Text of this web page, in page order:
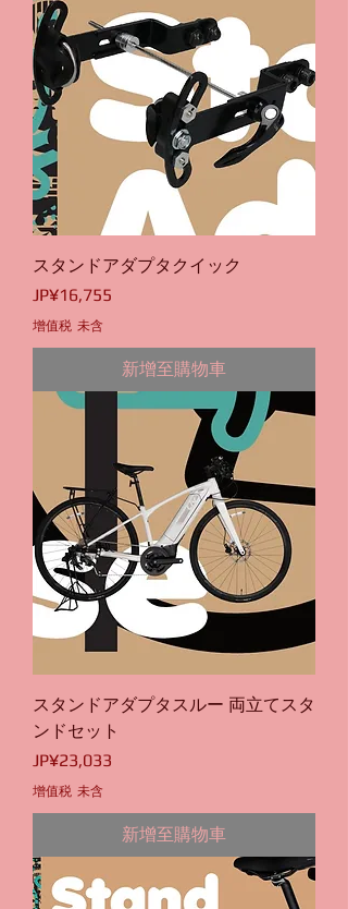
スタンドアダプタクイック
價格
JP¥16,755
增值税 未含
新增至購物車
スタンドアダプタスルー 両立てスタ
ンドセット
價格
JP¥23,033
增值税 未含
新增至購物車